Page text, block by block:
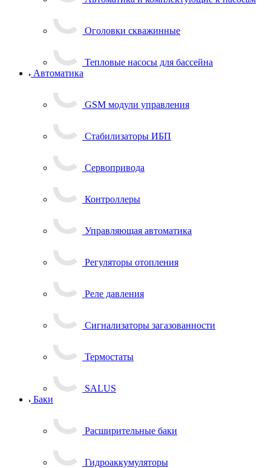
Оголовки скважинные
Тепловые насосы для бассейна
Автоматика
GSM модули управления
Стабилизаторы ИБП
Сервопривода
Контроллеры
Управляющая автоматика
Регуляторы отопления
Реле давления
Сигнализаторы загазованности
Термостаты
SALUS
Баки
Расширительные баки
Гидроаккумуляторы